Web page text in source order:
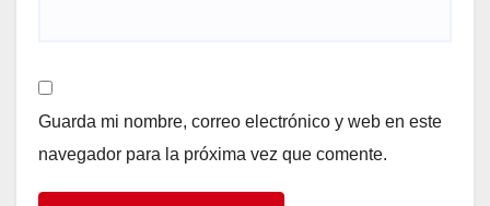
Guarda mi nombre, correo electrónico y web en este
navegador para la próxima vez que comente.